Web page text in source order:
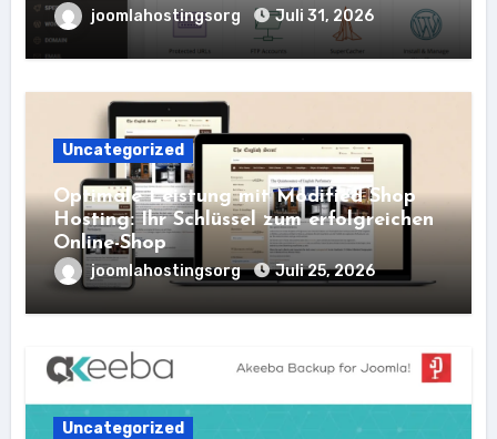
joomlahostingsorg Juli 31, 2026
Uncategorized
Optimale Leistung mit Modified Shop
Hosting: Ihr Schlüssel zum erfolgreichen
Online-Shop
joomlahostingsorg Juli 25, 2026
Uncategorized